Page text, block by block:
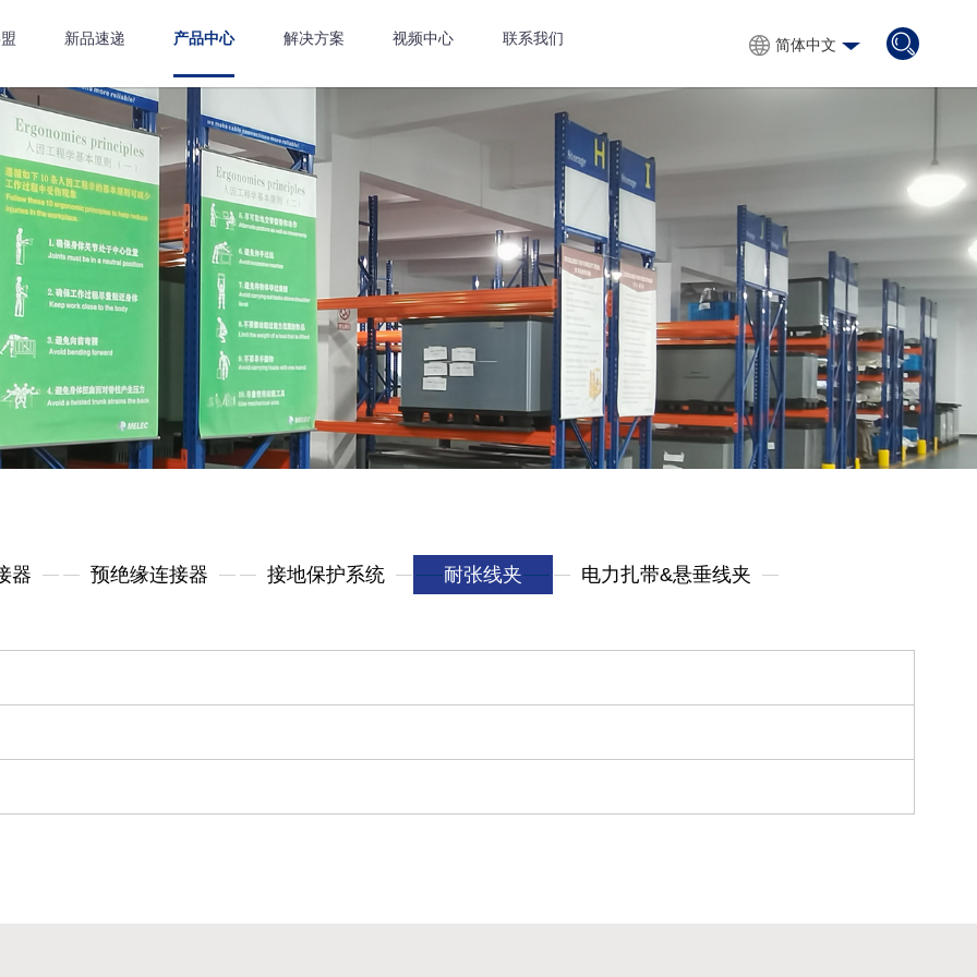
新品速递 产品中心 解决方案 视频中心 联系我们 简体中文
Français
Português
器 预绝缘连接器 接地保护系统 耐张线夹 电力扎带&悬垂线夹